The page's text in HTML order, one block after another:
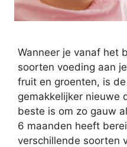
Wanneer je vanaf het
soorten voeding aan
fruit en groenten, is
gemakkelijker nieuwe
beste is om zo gauw
6 maanden heeft
verschillende soorten